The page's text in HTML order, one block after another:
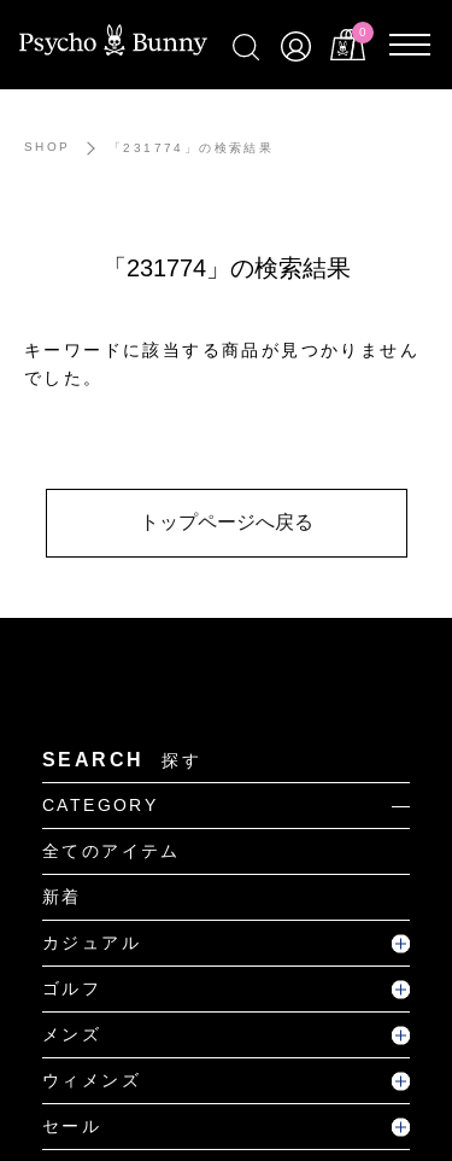
0
SHOP 「231774」の検索結果
「231774」の検索結果
キーワードに該当する商品が見つかりません
でした。
トップページへ戻る
SEARCH 探す
CATEGORY
全てのアイテム
新着
カジュアル
ゴルフ
メンズ
ウィメンズ
セール